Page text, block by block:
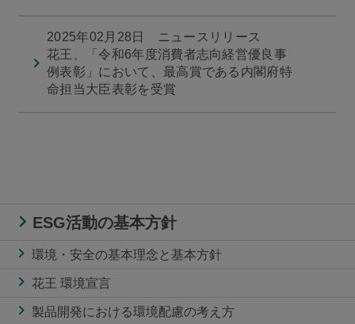
2025年02月28日 ニュースリリース
花王、「令和6年度消費者志向経営優良事
例表彰」において、最高賞である内閣府特
命担当大臣表彰を受賞
ESG活動の基本方針
環境・安全の基本理念と基本方針
花王 環境宣言
製品開発における環境配慮の考え方